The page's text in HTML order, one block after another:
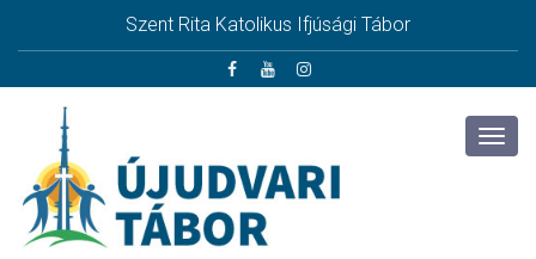
Szent Rita Katolikus Ifjúsági Tábor